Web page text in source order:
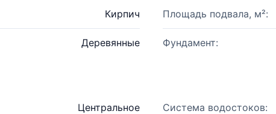
Кирпич Площадь подвала, м²:
Деревянные Фундамент:
Центральное Система водостоков: